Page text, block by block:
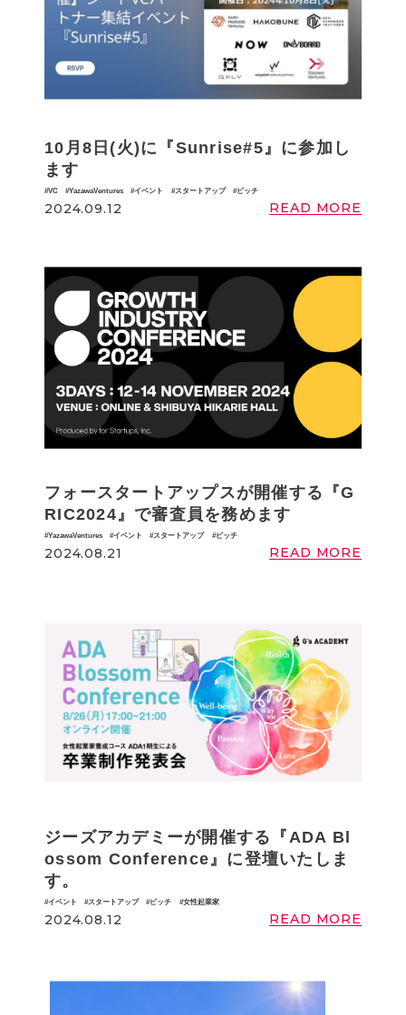
10月8日(火)に『Sunrise#5』に参加し
ます
VC YazawaVentures イベント スタートアップ ピッチ
2024.09.12 READ MORE
フォースタートアップスが開催する『G
RIC2024』で審査員を務めます
YazawaVentures イベント スタートアップ ピッチ
2024.08.21 READ MORE
ジーズアカデミーが開催する『ADA Bl
ossom Conference』に登壇いたしま
す。
イベント スタートアップ ピッチ 女性起業家
2024.08.12 READ MORE